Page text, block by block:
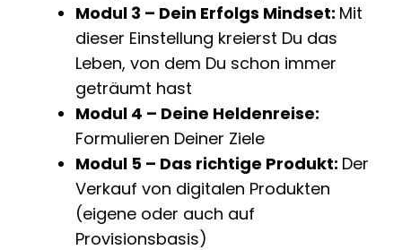
Modul 3 – Dein Erfolgs Mindset: Mit
dieser Einstellung kreierst Du das
Leben, von dem Du schon immer
geträumt hast
Modul 4 – Deine Heldenreise:
Formulieren Deiner Ziele
Modul 5 – Das richtige Produkt: Der
Verkauf von digitalen Produkten
(eigene oder auch auf
Provisionsbasis)